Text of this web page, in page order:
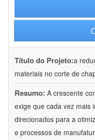
Título do Projeto:a
materiais no corte de
Resumo: A crescente
exige que cada vez mais
direcionados para a
e processos de